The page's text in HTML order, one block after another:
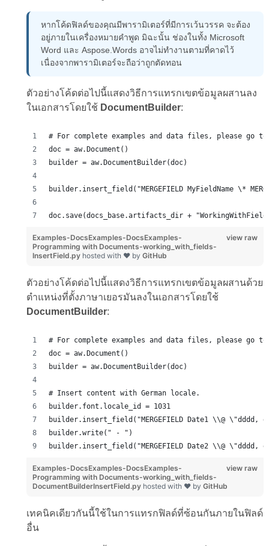
หากโค้ดฟิลด์ของคุณมีพารามิเตอร์ที่มีการเว้นวรรค จะต้อง
อยู่ภายในเครื่องหมายคำพูด มิฉะนั้น ช่องในทั้ง Microsoft
Word และ Aspose.Words อาจไม่ทำงานตามที่คาดไว้
เนื่องจากพารามิเตอร์จะถือว่าถูกตัดทอน
ตัวอย่างโค้ดต่อไปนี้แสดงวิธีการแทรกเขตข้อมูลผสานลง
ในเอกสารโดยใช้ DocumentBuilder:
# For complete examples and data files, please go to
doc = aw.Document()
builder = aw.DocumentBuilder(doc)
builder.insert_field("MERGEFIELD MyFieldName \*
doc.save(docs_base.artifacts_dir +
view raw
Examples-DocsExamples-DocsExamples-
Programming with Documents-working_with_fields-
InsertField.py hosted with ❤ by GitHub
ตัวอย่างโค้ดต่อไปนี้แสดงวิธีการแทรกเขตข้อมูลผสานด้วย
ตำแหน่งที่ตั้งภาษาเยอรมันลงในเอกสารโดยใช้
DocumentBuilder:
# For complete examples and data files, please go to
doc = aw.Document()
builder = aw.DocumentBuilder(doc)
# Insert content with German locale.
builder.font.locale_id = 1031
builder.insert_field("MERGEFIELD Date1 \\@ \"dddd, d
builder.write(" - ")
builder.insert_field("MERGEFIELD Date2 \\@ \"dddd, d
view raw
Examples-DocsExamples-DocsExamples-
Programming with Documents-working_with_fields-
DocumentBuilderInsertField.py hosted with ❤ by GitHub
เทคนิคเดียวกันนี้ใช้ในการแทรกฟิลด์ที่ซ้อนกันภายในฟิลด์
อื่น